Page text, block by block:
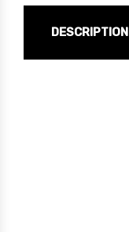
DESCRIPTION